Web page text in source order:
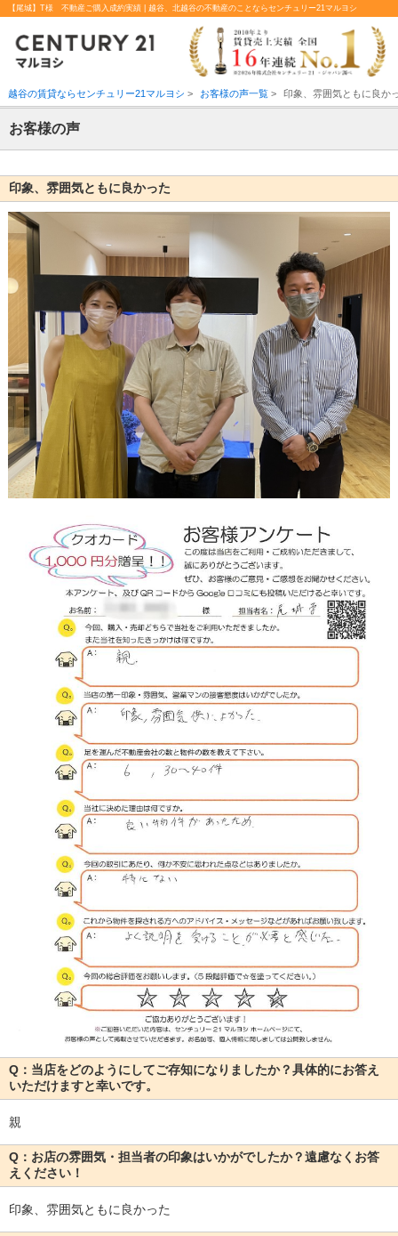
【尾城】T様 不動産ご購入成約実績 | 越谷、北越谷の不動産のことならセンチュリー21マルヨシ
越谷の賃貸ならセンチュリー21マルヨシ > お客様の声一覧> 印象、雰囲気ともに良か
お客様の声
印象、雰囲気ともに良かった
Q：当店をどのようにしてご存知になりましたか？具体的にお答え
いただけますと幸いです。
親
Q：お店の雰囲気・担当者の印象はいかがでしたか？遠慮なくお答
えください！
印象、雰囲気ともに良かった